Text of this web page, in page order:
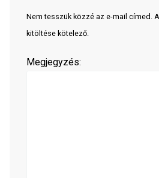
Nem tesszük közzé az e-mail címed.
kitöltése kötelező.
Megjegyzés: